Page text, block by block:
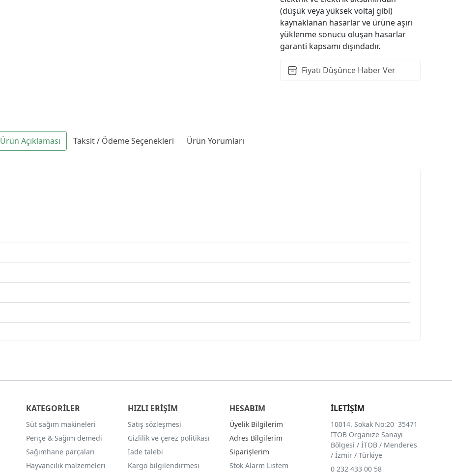
(düşük veya yüksek voltaj gibi)
kaynaklanan hasarlar ve ürüne aşırı
yüklenme sonucu oluşan hasarlar
garanti kapsamı dışındadır.
Fiyatı Düşünce Haber Ver
Ürün Açıklaması Taksit / Ödeme Seçenekleri Ürün Yorumları
KATEGORİLER
Süt sağım makineleri
Pençe & Sağım demedi
Sağımhane parçaları
Hayvancılık malzemeleri
HIZLI ERİŞİM
Satış sözleşmesi
Gizlilik ve çerez politikası
İade talebi
Kargo bilgilendirmesi
HESABIM
Üyelik Bilgilerim
Adres Bilgilerim
Siparişlerim
Stok Alarm Listem
İLETİŞİM
10014. Sokak No:20 35471
İTOB Organize Sanayi
Bölgesi / İTOB / Menderes
/ İzmir / Türkiye
0 232 433 00 58